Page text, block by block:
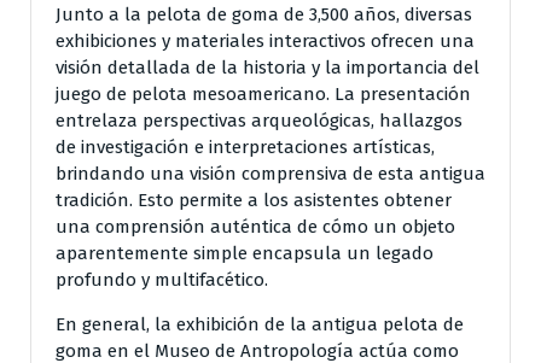
Junto a la pelota de goma de 3,500 años, diversas
exhibiciones y materiales interactivos ofrecen una
visión detallada de la historia y la importancia del
juego de pelota mesoamericano. La presentación
entrelaza perspectivas arqueológicas, hallazgos
de investigación e interpretaciones artísticas,
brindando una visión comprensiva de esta antigua
tradición. Esto permite a los asistentes obtener
una comprensión auténtica de cómo un objeto
aparentemente simple encapsula un legado
profundo y multifacético.
En general, la exhibición de la antigua pelota de
goma en el Museo de Antropología actúa como